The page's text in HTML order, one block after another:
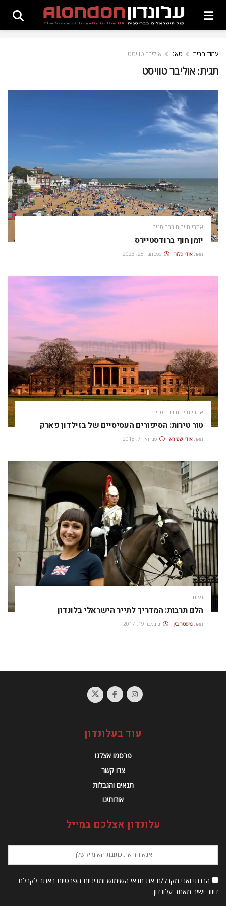
עמוד הבית טאג אוליבר טוויסט
תגית:אוליבר טוויסט
אתרי תיירות בבריטניה
יומן חוף ברודסטיירס
מאת אודי גלזר ספטמבר 28, 2023
אתרי תיירות בבריטניה
טור טירות: הסיפורים העסיסיים של בזילדון פארק
מאת אודי שפירא פברואר 7, 2018
דעות
הלם תרבות: המדריך לתייר הישראלי בלונדון
מאת מיסטר בין נובמבר 19, 2017
עוד בעלונדון
פרסמו אצלנו
צרו קשר
תנאים והגבלות
אודותינו
עלונדון אצלכם במייל
הבנתי ואני מקבל/ת את תנאי השימוש ומדיניות הפרטיות באתר לקבלת
דיוור ישיר מאתר עלונדון.